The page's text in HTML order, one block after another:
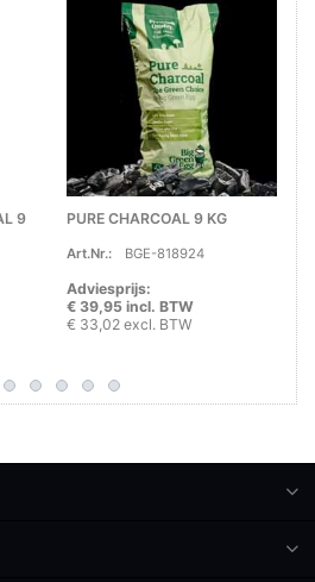
9
PURE CHARCOAL 9 KG
Art.Nr.: BGE-818924
Adviesprijs:
€ 39,95 incl. BTW
€ 33,02 excl. BTW